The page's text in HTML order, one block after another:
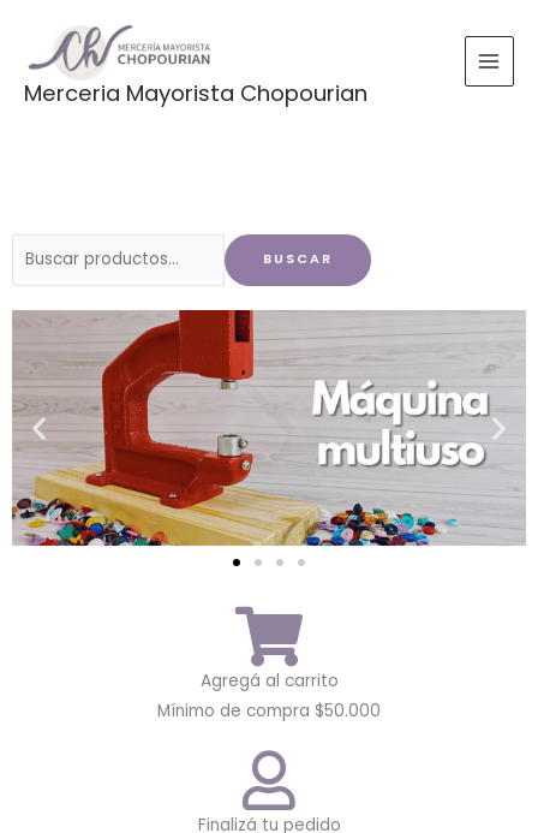
contenido
Merceria Mayorista Chopourian
Buscar
BUSCAR
Agregá al carrito
Mínimo de compra $50.000
Finalizá tu pedido